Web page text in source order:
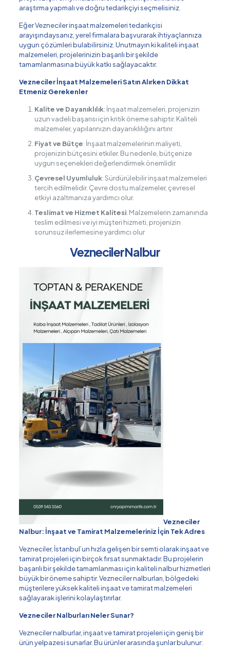
araştırma yapmalı ve doğru tedarikçiyi seçmelisiniz.
Eğer Vezneciler inşaat malzemeleri tedarikçisi
arayışındaysanız, yerel firmalara başvurarak ihtiyaçlarınıza
uygun çözümleri bulabilirsiniz. Unutmayın ki kaliteli inşaat
malzemeleri, projelerinizin başarılı bir şekilde
tamamlanmasına büyük katkı sağlayacaktır.
Vezneciler İnşaat Malzemeleri Satın Alırken Dikkat
Etmeniz Gerekenler
Kalite ve Dayanıklılık: İnşaat malzemeleri, projenizin
uzun vadeli başarısı için kritik öneme sahiptir. Kaliteli
malzemeler, yapılarınızın dayanıklılığını artırır.
Fiyat ve Bütçe: İnşaat malzemelerinin maliyeti,
projenizin bütçesini etkiler. Bu nedenle, bütçenize
uygun seçenekleri değerlendirmek önemlidir.
Çevresel Uyumluluk: Sürdürülebilir inşaat malzemeleri
tercih edilmelidir. Çevre dostu malzemeler, çevresel
etkiyi azaltmanıza yardımcı olur.
Teslimat ve Hizmet Kalitesi: Malzemelerin zamanında
teslim edilmesi ve iyi müşteri hizmeti, projenizin
sorunsuz ilerlemesine yardımcı olur
VeznecilerNalbur
Vezneciler
Nalbur: İnşaat ve Tamirat Malzemeleriniz İçin Tek Adres
Vezneciler, İstanbul’un hızla gelişen bir semti olarak inşaat ve
tamirat projeleri için birçok fırsat sunmaktadır. Bu projelerin
başarılı bir şekilde tamamlanması için kaliteli nalbur hizmetleri
büyük bir öneme sahiptir. Vezneciler nalburları, bölgedeki
müşterilere yüksek kaliteli inşaat ve tamirat malzemeleri
sağlayarak işlerini kolaylaştırırlar.
Vezneciler Nalburları Neler Sunar?
Vezneciler nalburlar, inşaat ve tamirat projeleri için geniş bir
ürün yelpazesi sunarlar. Bu ürünler arasında şunlar bulunur: